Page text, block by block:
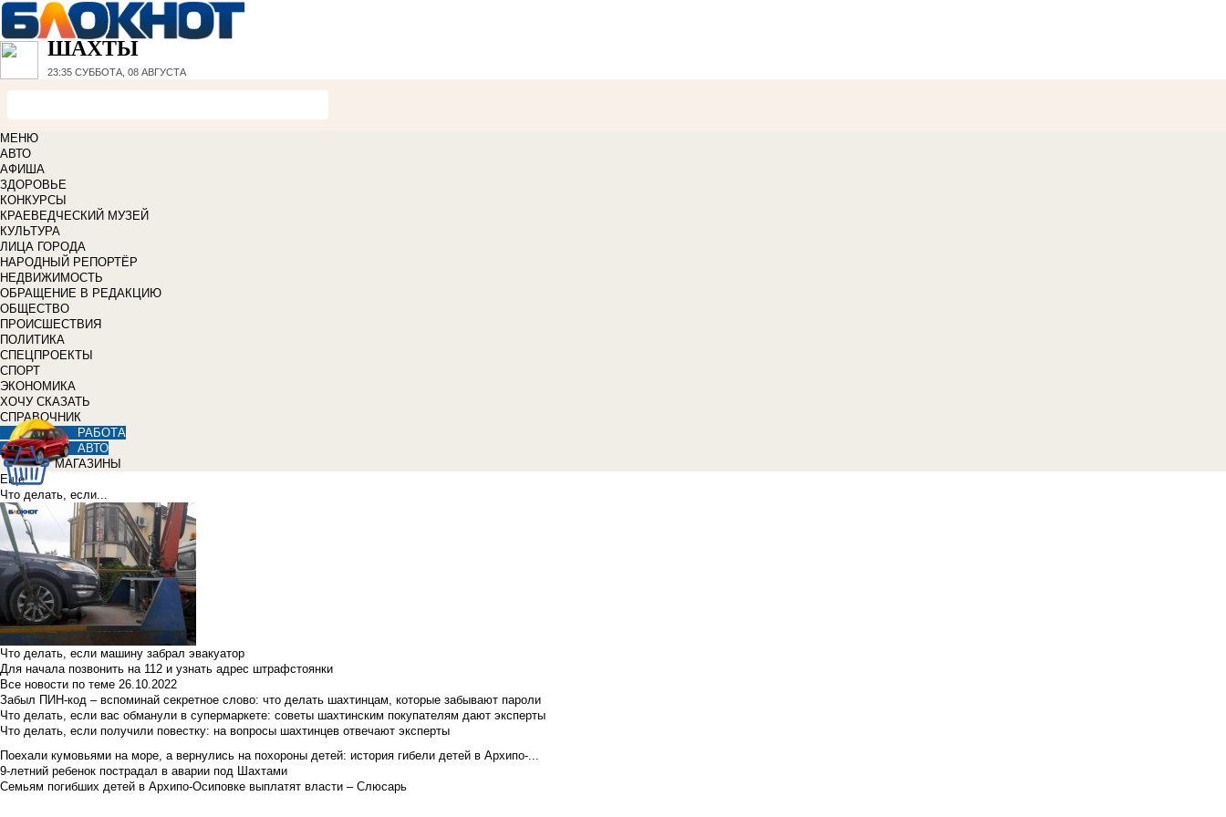
ШАХТЫ
23:35 СУББОТА, 08 АВГУСТА
МЕНЮ
АВТО
АФИША
ЗДОРОВЬЕ
КОНКУРСЫ
КРАЕВЕДЧЕСКИЙ МУЗЕЙ
КУЛЬТУРА
ЛИЦА ГОРОДА
НАРОДНЫЙ РЕПОРТЁР
НЕДВИЖИМОСТЬ
ОБРАЩЕНИЕ В РЕДАКЦИЮ
ОБЩЕСТВО
ПРОИСШЕСТВИЯ
ПОЛИТИКА
СПЕЦПРОЕКТЫ
СПОРТ
ЭКОНОМИКА
ХОЧУ СКАЗАТЬ
СПРАВОЧНИК
РАБОТА
АВТО
МАГАЗИНЫ
Еще
Что делать, если...
Что делать, если машину забрал эвакуатор
Для начала позвонить на 112 и узнать адрес штрафстоянки
Все новости по теме 26.10.2022
Забыл ПИН-код – вспоминай секретное слово: что делать шахтинцам, которые забывают пароли
Что делать, если вас обманули в супермаркете: советы шахтинским покупателям дают эксперты
Что делать, если получили повестку: на вопросы шахтинцев отвечают эксперты
Поехали кумовьями на море, а вернулись на похороны детей: история гибели детей в Архипо-...
9-летний ребенок пострадал в аварии под Шахтами
Семьям погибших детей в Архипо-Осиповке выплатят власти – Слюсарь